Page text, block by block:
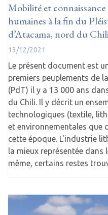
Mobilité et
humaines à la fin du
d’Atacama, nord du
13/12/2021
Le présent document est
premiers peuplements de
(PdT) il y a 13 000 ans
du Chili. Il y décrit un
technologiques (textile,
et environnementales que
cette époque. L'industrie
la mieux représentée
même, certains restes